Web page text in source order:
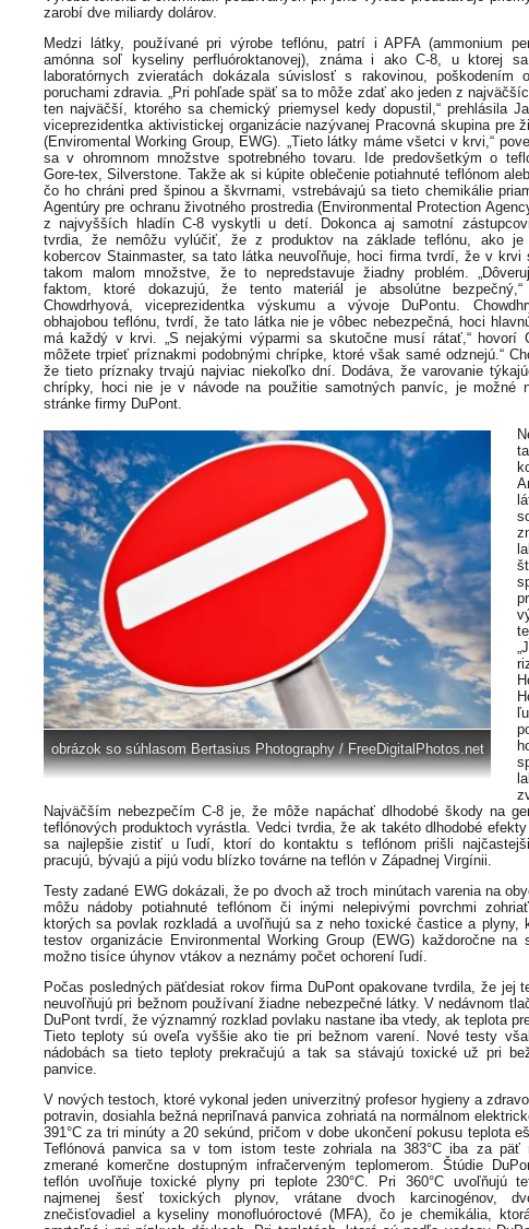
zarobí dve miliardy dolárov.
Medzi látky, používané pri výrobe teflónu, patrí i APFA (ammonium
amónna soľ kyseliny perfluóroktanovej), známa i ako C-8, u ktorej
laboratórnych zvieratách dokázala súvislosť s rakovinou, poškodením
poruchami zdravia. „Pri pohľade späť sa to môže zdať ako jeden z
ten najväčší, ktorého sa chemický priemysel kedy dopustil,“ prehlásila
viceprezidentka aktivistickej organizácie nazývanej Pracovná skupina pre
(Enviromental Working Group, EWG). „Tieto látky máme všetci v krvi,“
sa v ohromnom množstve spotrebného tovaru. Ide predovšetkým o
Gore-tex, Silverstone. Takže ak si kúpite oblečenie potiahnuté teflónom
čo ho chráni pred špinou a škvrnami, vstrebávajú sa tieto chemikálie
Agentúry pre ochranu životného prostredia (Environmental Protection
z najvyšších hladín C-8 vyskytli u detí. Dokonca aj samotní
tvrdia, že nemôžu vylúčiť, že z produktov na základe teflónu, ako je
kobercov Stainmaster, sa tato látka neuvoľňuje, hoci firma tvrdí, že v krvi
takom malom množstve, že to nepredstavuje žiadny problém.
faktom, ktoré dokazujú, že tento materiál je absolútne
Chowdrhyová, viceprezidentka výskumu a vývoje DuPontu.
obhajobou teflónu, tvrdí, že tato látka nie je vôbec nebezpečná, hoci
má každý v krvi. „S nejakými výparmi sa skutočne musí rátať,“ hovorí
môžete trpieť príznakmi podobnými chrípke, ktoré však samé odznejú.“
že tieto príznaky trvajú najviac niekoľko dní. Dodáva, že varovanie
chrípky, hoci nie je v návode na použitie samotných panvíc, je možné
stránke firmy DuPont.
obrázok so súhlasom Bertasius Photography / FreeDigitalPhotos.net
Najväčším nebezpečím C-8 je, že môže napáchať dlhodobé škody na
teflónových produktoch vyrástla. Vedci tvrdia, že ak takéto dlhodobé
sa najlepšie zistiť u ľudí, ktorí do kontaktu s teflónom prišli
pracujú, bývajú a pijú vodu blízko továrne na teflón v Západnej Virgínii.
Testy zadané EWG dokázali, že po dvoch až troch minútach varenia na
môžu nádoby potiahnuté teflónom či inými nelepivými povrchmi
ktorých sa povlak rozkladá a uvoľňujú sa z neho toxické častice a plyny,
testov organizácie Environmental Working Group (EWG) každoročne na
možno tisíce úhynov vtákov a neznámy počet ochorení ľudí.
Počas posledných päťdesiat rokov firma DuPont opakovane tvrdila, že jej
neuvoľňujú pri bežnom používaní žiadne nebezpečné látky. V nedávnom
DuPont tvrdí, že významný rozklad povlaku nastane iba vtedy, ak teplota
Tieto teploty sú oveľa vyššie ako tie pri bežnom varení. Nové testy
nádobách sa tieto teploty prekračujú a tak sa stávajú toxické už pri
panvice.
V nových testoch, ktoré vykonal jeden univerzitný profesor hygieny a
potravin, dosiahla bežná nepriľnavá panvica zohriatá na normálnom
391°C za tri minúty a 20 sekúnd, pričom v dobe ukončení pokusu teplota
Teflónová panvica sa v tom istom teste zohriala na 383°C iba za päť
zmerané komerčne dostupným infračerveným teplomerom. Štúdie
teflón uvoľňuje toxické plyny pri teplote 230°C. Pri 360°C uvoľňujú
najmenej šesť toxických plynov, vrátane dvoch karcinogénov,
znečisťovadiel a kyseliny monofluóroctové (MFA), čo je chemikália,